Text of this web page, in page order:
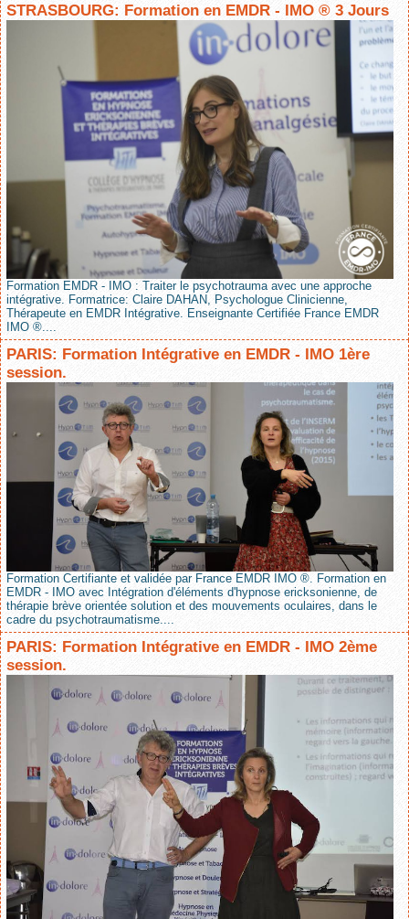
STRASBOURG: Formation en EMDR - IMO ® 3 Jours
Formation EMDR - IMO : Traiter le psychotrauma avec une approche
intégrative. Formatrice: Claire DAHAN, Psychologue Clinicienne,
Thérapeute en EMDR Intégrative. Enseignante Certifiée France EMDR
IMO ®....
PARIS: Formation Intégrative en EMDR - IMO 1ère
session.
Formation Certifiante et validée par France EMDR IMO ®. Formation en
EMDR - IMO avec Intégration d'éléments d'hypnose ericksonienne, de
thérapie brève orientée solution et des mouvements oculaires, dans le
cadre du psychotraumatisme....
PARIS: Formation Intégrative en EMDR - IMO 2ème
session.